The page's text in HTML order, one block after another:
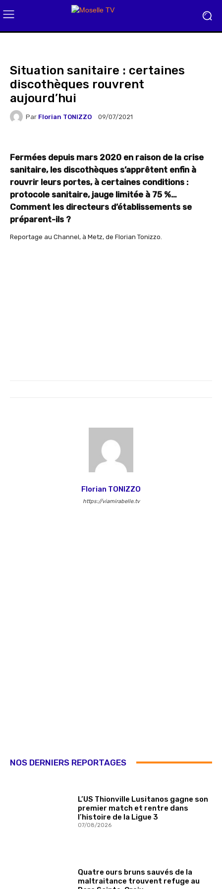
Situation sanitaire : certaines
discothèques rouvrent
aujourd’hui
Par Florian TONIZZO 09/07/2021
Fermées depuis mars 2020 en raison de la crise
sanitaire, les discothèques s’apprêtent enfin à
rouvrir leurs portes, à certaines conditions :
protocole sanitaire, jauge limitée à 75 %…
Comment les directeurs d’établissements se
préparent-ils ?
Reportage au Channel, à Metz, de Florian Tonizzo.
Florian TONIZZO
https://viamirabelle.tv
NOS DERNIERS REPORTAGES
L’US Thionville Lusitanos gagne son
premier match et rentre dans
l’histoire de la Ligue 3
07/08/2026
Quatre ours bruns sauvés de la
maltraitance trouvent refuge au